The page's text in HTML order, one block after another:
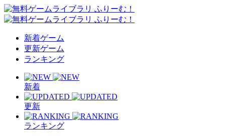
新着ゲーム
更新ゲーム
ランキング
新着
更新
ランキング